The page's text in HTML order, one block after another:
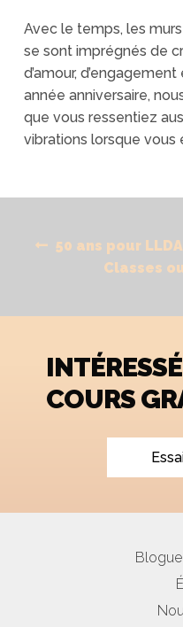
Avec le temps, les
se sont imprégnés de
d’amour,
année anniversaire,
que vous ressentiez
vibrations lorsque vous
Navigation
Previous
50 ans pour
Next
Classes
COURS